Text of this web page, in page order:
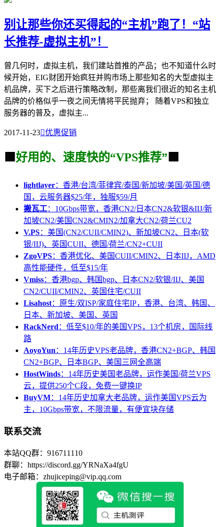
别让那些你还买得起的“主机”跑了！“站
长推荐-虚拟主机”！
曾几何时，虚拟主机，我们建站首推的产品；也不知道什么时
候开始，EIG财团开始疯狂并购市场上那些知名的大型虚拟主
机品牌，买下之后进行策略改制，那些离我们很近的知名主机
品牌的价格似乎一夜之间无情将平民抛弃； 随着VPS和独立
服务器的普及，虚拟主...
2017-11-23优惠促销
🟩 好用的、速度快的“VPS推荐” 🟩
lightlayer：香港/台湾/菲律宾/泰国/新加坡/美国/英国/德
国，云服务器$25/年，独服$59/月
搬瓦工：10Gbps带宽，香港CN2/日本CN2&软银&IIJ/新
加坡CN2/美国CN2&CMIN2/加拿大CN2/荷兰CU2
V.PS：美国(CN2/CUII/CMIN2)、新加坡CN2、日本(软
银/IIJ)、英国CUII、德国/荷兰/CN2+CUII
ZgoVPS：香港优化、美国CUII/CMIN2、日本IIJ，AMD
高性能硬件，低至$15/年
Vmiss：香港bgp、韩国bgp、日本CN2/软银/IIJ、美国
CN2/CUII/CMIN2、英国住宅/CUII
Lisahost：原生/双ISP/家庭住宅IP，香港、台湾、韩国、
日本、新加坡、美国、英国
RackNerd ：低至$10/年的美国VPS，13个机房，国际线
路
AoyoYun ：14年历史VPS老品牌，香港CN2+BGP、韩国
CN2+BGP、日本BGP、美国三网全高端
HostWinds：14年历史美国老品牌，运作美国/荷兰VPS
云，提供250个C段，免费一键换IP
BuyVM：14年历史加拿大老品牌，运作美国VPS云为
主，10Gbps带宽，不限流量，有便宜块存储
联系交流
本站QQ群：916711110
群聊：https://discord.gg/YRNaXa4fgU
电子邮箱：zhujiceping@vip.qq.com